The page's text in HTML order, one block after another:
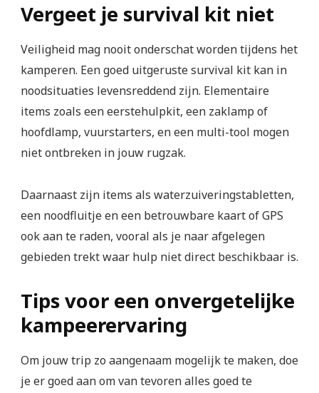
Vergeet je survival kit niet
Veiligheid mag nooit onderschat worden tijdens het
kamperen. Een goed uitgeruste survival kit kan in
noodsituaties levensreddend zijn. Elementaire
items zoals een eerstehulpkit, een zaklamp of
hoofdlamp, vuurstarters, en een multi-tool mogen
niet ontbreken in jouw rugzak.
Daarnaast zijn items als waterzuiveringstabletten,
een noodfluitje en een betrouwbare kaart of GPS
ook aan te raden, vooral als je naar afgelegen
gebieden trekt waar hulp niet direct beschikbaar is.
Tips voor een onvergetelijke
kampeerervaring
Om jouw trip zo aangenaam mogelijk te maken, doe
je er goed aan om van tevoren alles goed te